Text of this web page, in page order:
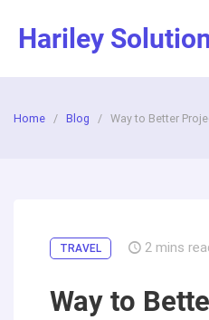
Hariley
Sign In Dashboard
Home / Blog / Way to Better
TRAVEL 2 mins
Way to